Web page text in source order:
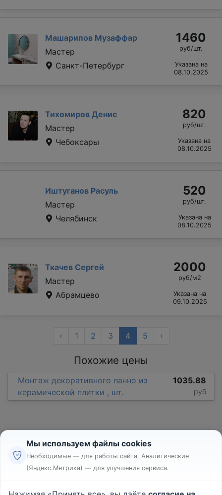
Машарипов Музаффар
Мастер
Санкт-Петербург
1460
руб/шт.
Указана на
08.10.2025
Тихомиров Денис
Мастер
Чебоксары
820
руб/шт.
Указана на
08.10.2025
Иштуганов Расуль
Мастер
Челябинск
520
руб/шт.
Указана на
08.10.2025
Ткачев Сергей
Мастер
Абрамцево
2000
руб/м2
Указана на
09.10.2025
‹ 1 2 3 4 5 ›
Похожие цены
Монтаж декоративного панно из
керамической плитки , шт.
1035.88
руб
Реклама
Мы используем файлы cookies
Необходимые — для работы сайта. Аналитические
(Яндекс.Метрика) — для улучшения сервиса.